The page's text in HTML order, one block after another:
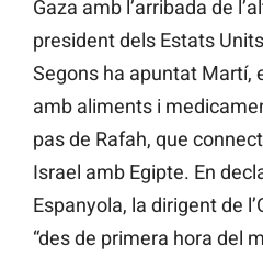
Gaza amb l’arribada de
president dels Estats
Segons ha apuntat Martí,
amb aliments i
pas de Rafah, que
Israel amb Egipte. En
Espanyola, la dirigent de
“des de primera hora del